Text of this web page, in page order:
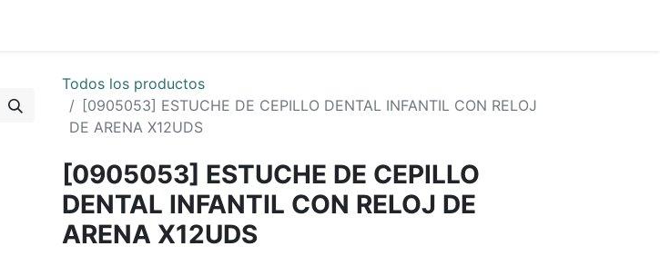
Todos los productos
[0905053] ESTUCHE DE CEPILLO DENTAL INFANTIL CON RELOJ
DE ARENA X12UDS
[0905053] ESTUCHE DE CEPILLO
DENTAL INFANTIL CON RELOJ DE
ARENA X12UDS